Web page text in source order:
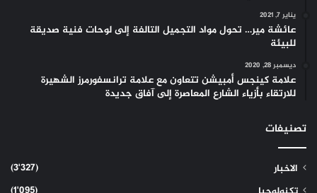
يناير 7, 2021
عائشة مير… تحول مواد التجميل التالفة إلى لوحات فنية صديقة
للبيئة
ديسمبر 28, 2020
علامة كينجس أمبيشن تتعاون مع علامة ترانسفورمرز الشهيرة
للارتقاء بأزياء الشارع المعاصرة إلى آفاق جديدة
تصنيفات
الاخبار
(3٬327)